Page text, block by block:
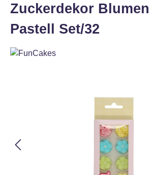
Zuckerdekor
Pastell Set/32